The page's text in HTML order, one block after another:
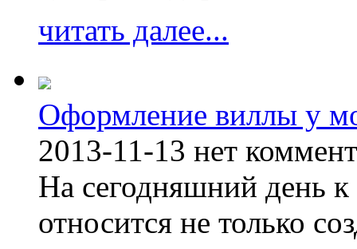
читать далее...
Оформление виллы у
2013-11-13 нет
На сегодняшний день к
относится не только